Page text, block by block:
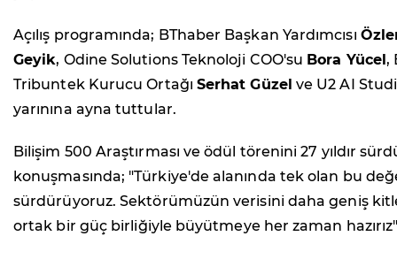
Açılış programında; BThaber Başkan Yardımcısı
Geyik, Odine Solutions Teknoloji COO'su Bora Yücel,
Tribuntek Kurucu Ortağı Serhat Güzel ve U2 AI
yarınına ayna tuttular.
Bilişim 500 Araştırması ve ödül törenini 27 yıldır
konuşmasında; "Türkiye'de alanında tek olan bu
sürdürüyoruz. Sektörümüzün verisini daha geniş
ortak bir güç birliğiyle büyütmeye her zaman